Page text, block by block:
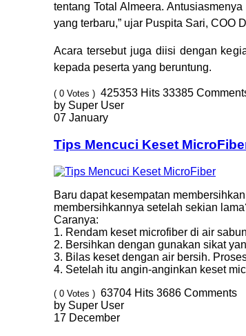
tentang Total Almeera.
yang terbaru,” ujar Puspita Sari, COO
Acara tersebut juga diisi dengan
kepada peserta yang beruntung.
( 0 Votes ) 425353 Hits 33385
by Super User
07 January
Tips Mencuci Keset
Baru dapat kesempatan
membersihkannya setelah sekian
Caranya:
1. Rendam keset microfiber di air
2. Bersihkan dengan gunakan sikat
3. Bilas keset dengan air bersih.
4. Setelah itu angin-anginkan keset
( 0 Votes ) 63704 Hits 3686 Comments
by Super User
17 December